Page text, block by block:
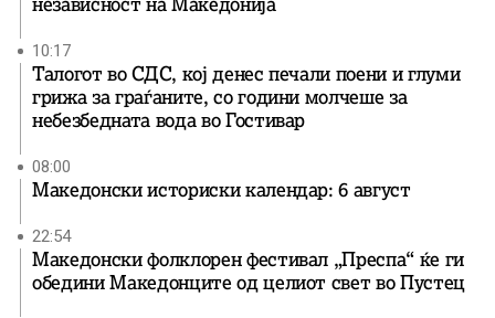
10:17
Талогот во СДС, кој денес печали поени и глуми
грижа за граѓаните, со години молчеше за
небезбедната вода во Гостивар
08:00
Македонски историски календар: 6 август
22:54
Македонски фолклорен фестивал „Преспа“ ќе ги
обедини Македонците од целиот свет во Пустец